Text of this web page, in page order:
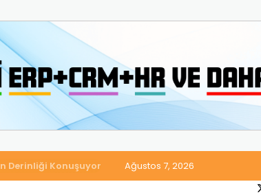
Muhasebe Süreçlerini Tek Platformda Birleştirdi
Ağustos 7, 2026